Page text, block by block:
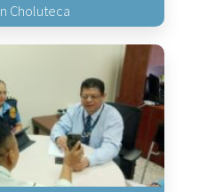
Choluteca